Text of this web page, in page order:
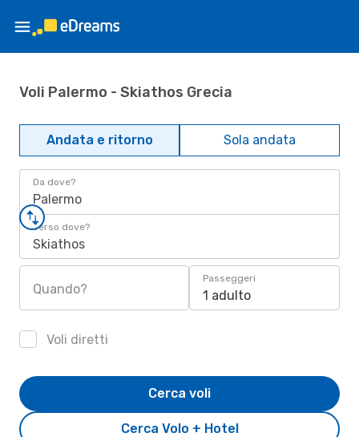
Voli Palermo - Skiathos Grecia
Andata e ritorno Sola andata
Da dove?
Palermo
Verso dove?
Skiathos
Quando?
Passeggeri
1 adulto
Voli diretti
Cerca Volo + Hotel
Cerca voli